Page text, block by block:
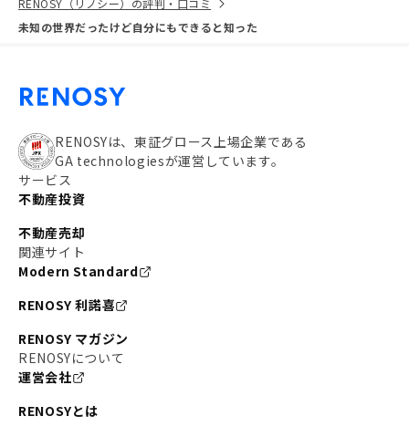
RENOSY（リノシー）の評判・口コミ
未知の世界だったけど自分にもできると知った
RENOSYは、東証グロース上場企業である
GA technologiesが運営しています。
サービス
不動産投資
不動産売却
関連サイト
Modern Standard
RENOSY 利諾喜
RENOSY マガジン
RENOSYについて
運営会社
RENOSYとは